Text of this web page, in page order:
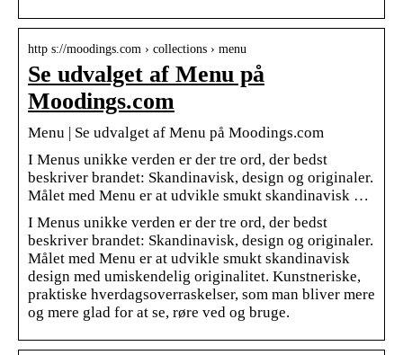
http s://moodings.com › collections › menu
Se udvalget af Menu på
Moodings.com
Menu | Se udvalget af Menu på Moodings.com
I Menus unikke verden er der tre ord, der bedst
beskriver brandet: Skandinavisk, design og originaler.
Målet med Menu er at udvikle smukt skandinavisk …
I Menus unikke verden er der tre ord, der bedst
beskriver brandet: Skandinavisk, design og originaler.
Målet med Menu er at udvikle smukt skandinavisk
design med umiskendelig originalitet. Kunstneriske,
praktiske hverdagsoverraskelser, som man bliver mere
og mere glad for at se, røre ved og bruge.